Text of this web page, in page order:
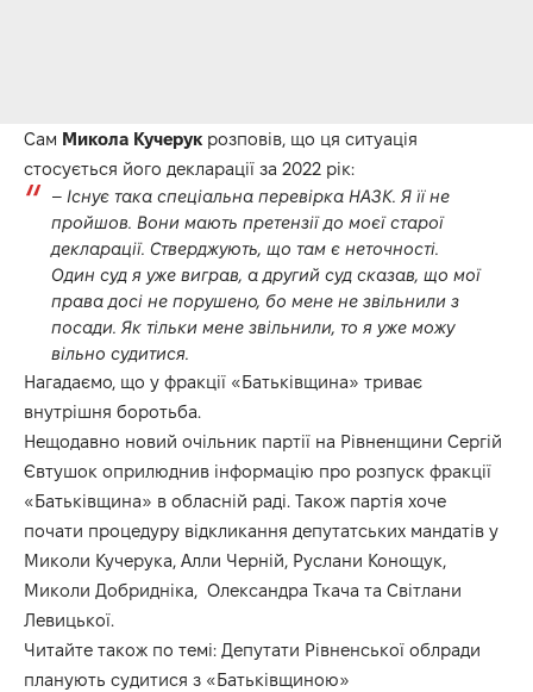
Сам Микола Кучерук розповів, що ця ситуація
стосується його декларації за 2022 рік:
– Існує така спеціальна перевірка НАЗК. Я її не
пройшов. Вони мають претензії до моєї старої
декларації. Стверджують, що там є неточності.
Один суд я уже виграв, а другий суд сказав, що мої
права досі не порушено, бо мене не звільнили з
посади. Як тільки мене звільнили, то я уже можу
вільно судитися.
Нагадаємо, що у фракції «Батьківщина» триває
внутрішня боротьба.
Нещодавно новий очільник партії на Рівненщини Сергій
Євтушок оприлюднив інформацію про розпуск фракції
«Батьківщина» в обласній раді. Також партія хоче
почати процедуру відкликання депутатських мандатів у
Миколи Кучерука, Алли Черній, Руслани Конощук,
Миколи Добридніка, Олександра Ткача та Світлани
Левицької.
Читайте також по темі: Депутати Рівненської облради
планують судитися з «Батьківщиною»